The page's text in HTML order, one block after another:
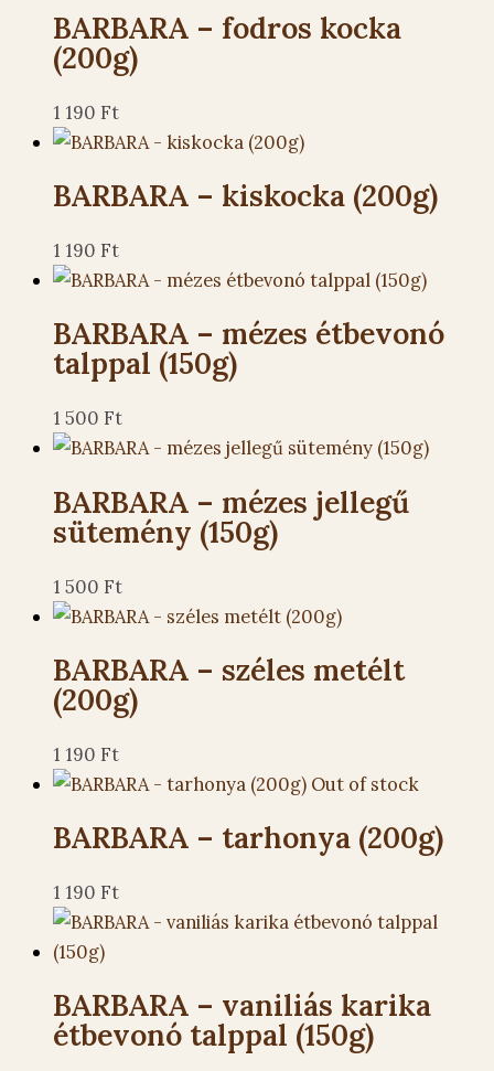
BARBARA – fodros kocka
(200g)
1 190 Ft
BARBARA – kiskocka (200g)
1 190 Ft
BARBARA – mézes étbevonó
talppal (150g)
1 500 Ft
BARBARA – mézes jellegű
sütemény (150g)
1 500 Ft
BARBARA – széles metélt
(200g)
1 190 Ft
Out of stock
BARBARA – tarhonya (200g)
1 190 Ft
BARBARA – vaniliás karika
étbevonó talppal (150g)